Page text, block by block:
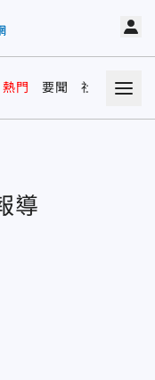
熱門 要聞 社會 娛樂
導